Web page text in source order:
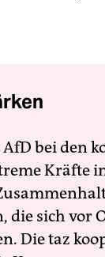
bei den
Kräfte
die sich vor
Die taz